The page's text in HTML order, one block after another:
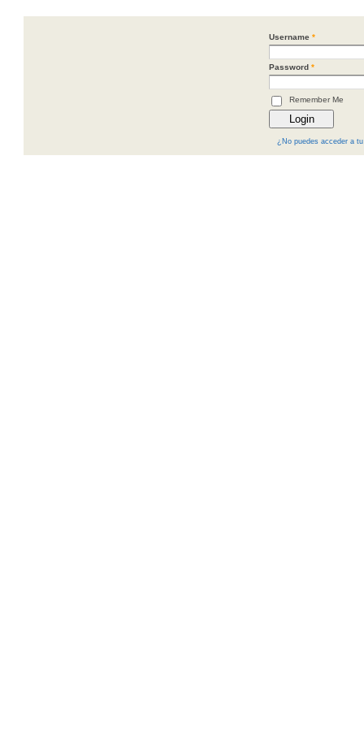
Username*
Password*
Remember Me
¿No puedes acceder a